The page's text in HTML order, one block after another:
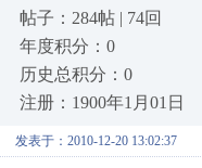
帖子：284帖 | 74回
年度积分：0
历史总积分：0
注册：1900年1月01日
发表于：2010-12-20 13:02:37